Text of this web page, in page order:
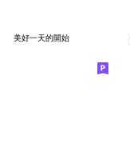
美好一天的開始